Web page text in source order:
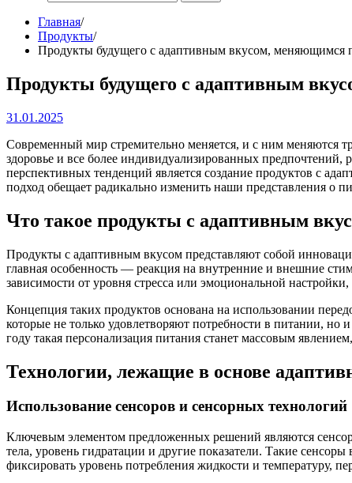
Главная
Продукты
Продукты будущего с адаптивным вкусом, меняющимся
Продукты будущего с адаптивным
31.01.2025
Современный мир стремительно меняется, и с ним меняются
здоровье и все более индивидуализированных
перспективных тенденций является создание продуктов с
подход обещает радикально изменить наши представления о
Что такое продукты с адаптивным
Продукты с адаптивным вкусом представляют собой
главная особенность — реакция на внутренние и внешние
зависимости от уровня стресса или эмоциональной
Концепция таких продуктов основана на использовании
которые не только удовлетворяют потребности в питании, но
году такая персонализация питания станет массовым
Технологии, лежащие в основе
Использование сенсоров и сенсорных технологий
Ключевым элементом предложенных решений являются
тела, уровень гидратации и другие показатели. Такие
фиксировать уровень потребления жидкости и температуру,